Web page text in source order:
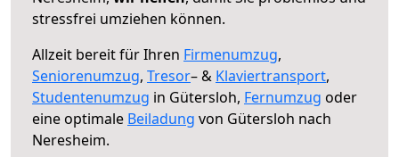
stressfrei umziehen können.
Allzeit bereit für Ihren Firmenumzug,
Seniorenumzug, Tresor– & Klaviertransport,
Studentenumzug in Gütersloh, Fernumzug oder
eine optimale Beiladung von Gütersloh nach
Neresheim.